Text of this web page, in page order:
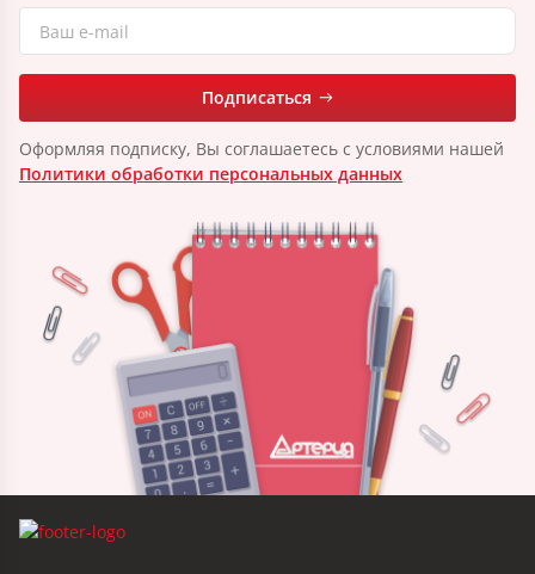
Подписаться
Оформляя подписку, Вы соглашаетесь с условиями нашей
Политики обработки персональных данных